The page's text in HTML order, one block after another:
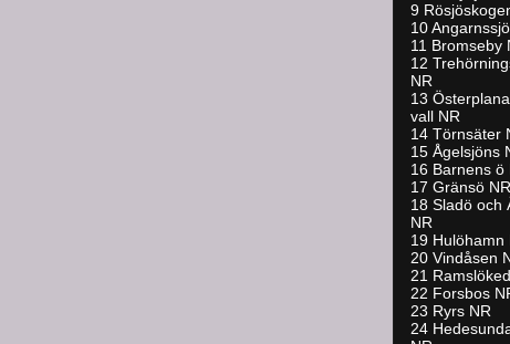
9
10
11 Bromseby
12
NR
13
vall NR
14 Törnsäter
15 Ågelsjöns
16 Barnens ö
17 Gränsö NR
18 Sladö och
NR
19 Hulöhamn
20 Vindåsen
21
22 Forsbos
23 Ryrs NR
24